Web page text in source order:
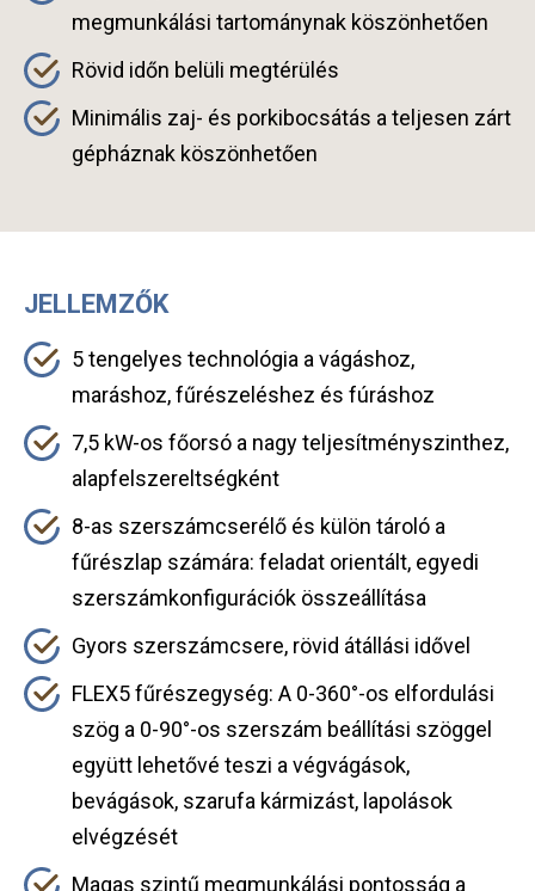
megmunkálási tartománynak köszönhetően
Rövid időn belüli megtérülés
Minimális zaj- és porkibocsátás a teljesen zárt
gépháznak köszönhetően
JELLEMZŐK
5 tengelyes technológia a vágáshoz,
maráshoz, fűrészeléshez és fúráshoz
7,5 kW-os főorsó a nagy teljesítményszinthez,
alapfelszereltségként
8-as szerszámcserélő és külön tároló a
fűrészlap számára: feladat orientált, egyedi
szerszámkonfigurációk összeállítása
Gyors szerszámcsere, rövid átállási idővel
FLEX5 fűrészegység: A 0-360°-os elfordulási
szög a 0-90°-os szerszám beállítási szöggel
együtt lehetővé teszi a végvágások,
bevágások, szarufa kármizást, lapolások
elvégzését
Magas szintű megmunkálási pontosság a